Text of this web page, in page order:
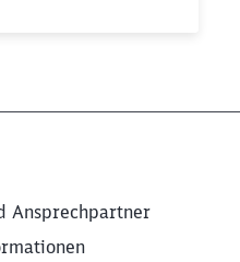
Ansprechpartner